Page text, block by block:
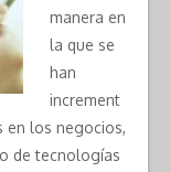
manera en
la que se
han
increment
en los negocios,
de tecnologías